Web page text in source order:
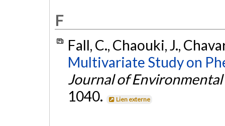
F
Fall, C., Chaouki, J.,
Multivariate Study on
Journal of
1040.
Lien externe